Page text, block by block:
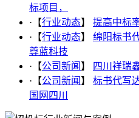
标项目，
·【行业动态】 提高中标
·【行业动态】 绵阳标书
尊蓝科技
·【公司新闻 】
四川祥瑞
·【公司新闻 】 标书代写
国网四川